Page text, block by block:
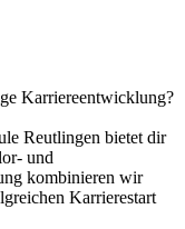
Karriereentwicklung?
Reutlingen bietet dir
und
kombinieren wir
Karrierestart